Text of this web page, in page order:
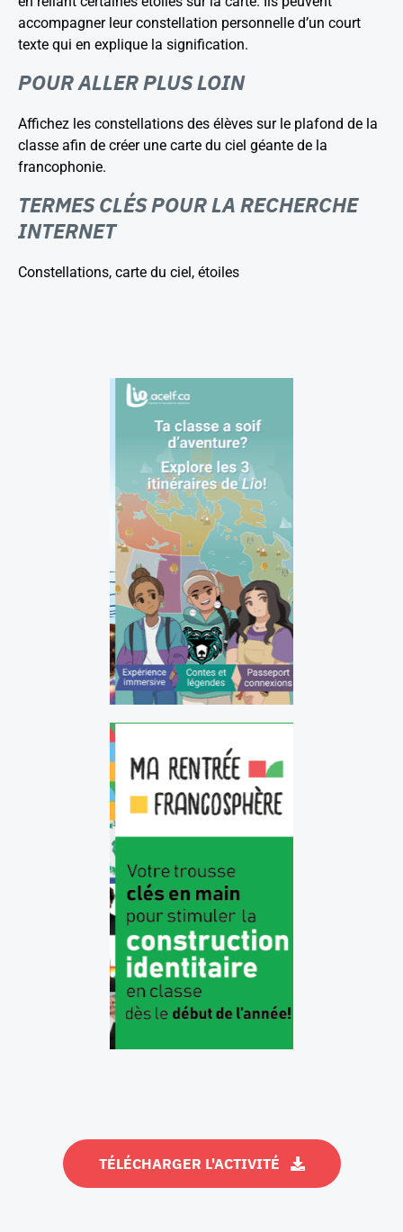
accompagner leur constellation personnelle d’un court
texte qui en explique la signification.
POUR ALLER PLUS LOIN
Affichez les constellations des élèves sur le plafond de la
classe afin de créer une carte du ciel géante de la
francophonie.
TERMES CLÉS POUR LA RECHERCHE
INTERNET
Constellations, carte du ciel, étoiles
TÉLÉCHARGER L'ACTIVITÉ